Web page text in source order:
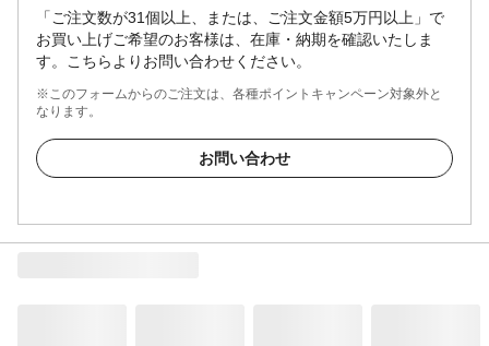
「ご注文数が31個以上、または、ご注文金額5万円以上」で
お買い上げご希望のお客様は、在庫・納期を確認いたしま
す。こちらよりお問い合わせください。
※このフォームからのご注文は、各種ポイントキャンペーン対象外と
なります。
お問い合わせ